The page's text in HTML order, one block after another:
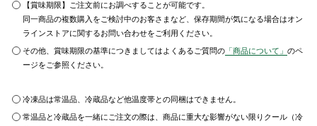
【賞味期限】ご注文前にお調べすることが可能です。
同一商品の複数購入をご検討中のお客さまなど、保存期間が気になる場合はオン
ラインストアに関するお問い合わせをご利用ください。
その他、賞味期限の基準につきましてはよくあるご質問の 「商品について」のペ
ージをご参照ください。
冷凍品は常温品、冷蔵品など他温度帯との同梱はできません。
常温品と冷蔵品を一緒にご注文の際は、商品に重大な影響がない限りクール（冷